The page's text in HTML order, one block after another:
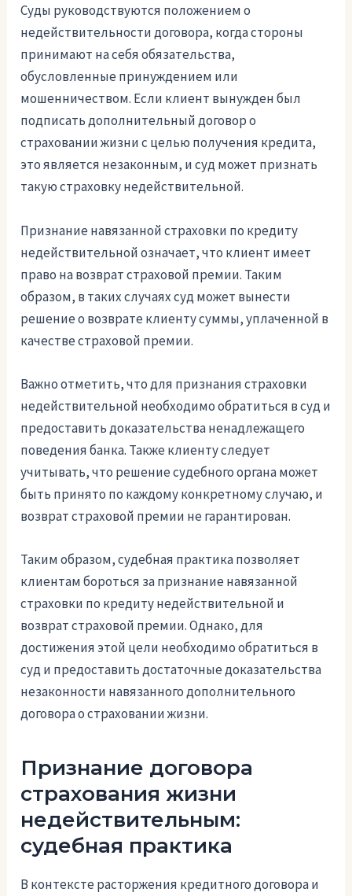
Суды руководствуются положением о
недействительности договора, когда стороны
принимают на себя обязательства,
обусловленные принуждением или
мошенничеством. Если клиент вынужден был
подписать дополнительный договор о
страховании жизни с целью получения кредита,
это является незаконным, и суд может признать
такую страховку недействительной.
Признание навязанной страховки по кредиту
недействительной означает, что клиент имеет
право на возврат страховой премии. Таким
образом, в таких случаях суд может вынести
решение о возврате клиенту суммы, уплаченной в
качестве страховой премии.
Важно отметить, что для признания страховки
недействительной необходимо обратиться в суд и
предоставить доказательства ненадлежащего
поведения банка. Также клиенту следует
учитывать, что решение судебного органа может
быть принято по каждому конкретному случаю, и
возврат страховой премии не гарантирован.
Таким образом, судебная практика позволяет
клиентам бороться за признание навязанной
страховки по кредиту недействительной и
возврат страховой премии. Однако, для
достижения этой цели необходимо обратиться в
суд и предоставить достаточные доказательства
незаконности навязанного дополнительного
договора о страховании жизни.
Признание договора
страхования жизни
недействительным:
судебная практика
В контексте расторжения кредитного договора и